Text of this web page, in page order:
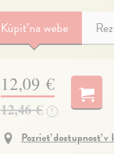
Kúpiťna webe
12,09 €
12,46 € ?
Pozrieť dostupnosť